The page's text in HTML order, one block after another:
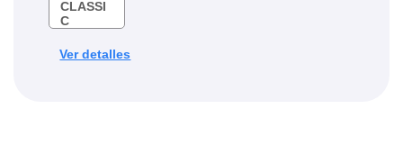
Ver detalles